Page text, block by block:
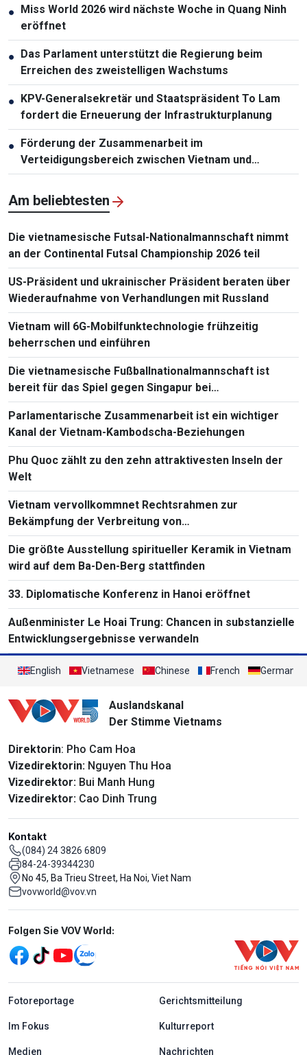
● Miss World 2026 wird nächste Woche in Quang Ninh
eröffnet
● Das Parlament unterstützt die Regierung beim
Erreichen des zweistelligen Wachstums
● KPV-Generalsekretär und Staatspräsident To Lam
fordert die Erneuerung der Infrastrukturplanung
● Förderung der Zusammenarbeit im
Verteidigungsbereich zwischen Vietnam und
Malaysia
Am beliebtesten
Die vietnamesische Futsal-Nationalmannschaft nimmt
an der Continental Futsal Championship 2026 teil
US-Präsident und ukrainischer Präsident beraten über
Wiederaufnahme von Verhandlungen mit Russland
Vietnam will 6G-Mobilfunktechnologie frühzeitig
beherrschen und einführen
Die vietnamesische Fußballnationalmannschaft ist
bereit für das Spiel gegen Singapur bei
Südostasienmeisterschaft 2026
Parlamentarische Zusammenarbeit ist ein wichtiger
Kanal der Vietnam-Kambodscha-Beziehungen
Phu Quoc zählt zu den zehn attraktivesten Inseln der
Welt
Vietnam vervollkommnet Rechtsrahmen zur
Bekämpfung der Verbreitung von
Massenvernichtungswaffen
Die größte Ausstellung spiritueller Keramik in Vietnam
wird auf dem Ba-Den-Berg stattfinden
33. Diplomatische Konferenz in Hanoi eröffnet
Außenminister Le Hoai Trung: Chancen in substanzielle
Entwicklungsergebnisse verwandeln
English Vietnamese Chinese French German
Auslandskanal
Der Stimme Vietnams
Direktorin: Pho Cam Hoa
Vizedirektorin: Nguyen Thu Hoa
Vizedirektor: Bui Manh Hung
Vizedirektor: Cao Dinh Trung
Kontakt
(084) 24 3826 6809
84-24-39344230
No 45, Ba Trieu Street, Ha Noi, Viet Nam
vovworld@vov.vn
Mạng xã hội
Folgen Sie VOV World:
menu footer tiếng Đức
Fotoreportage Gerichtsmitteilung
Im Fokus Kulturreport
Medien Nachrichten